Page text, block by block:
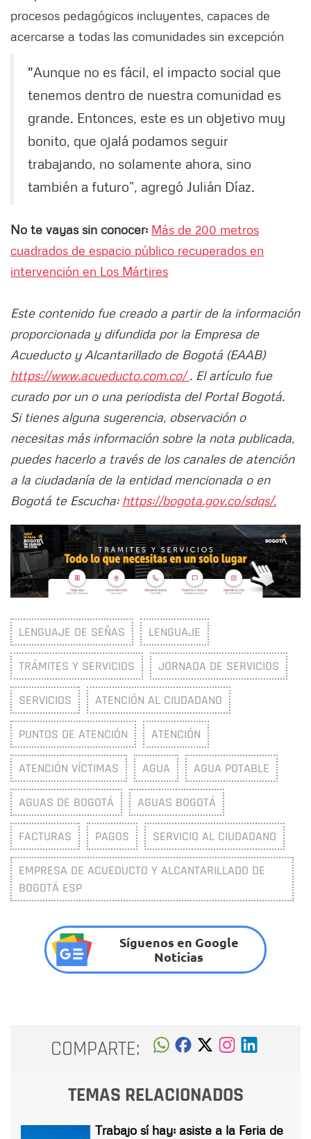
procesos pedagógicos incluyentes, capaces de
acercarse a todas las comunidades sin excepción
"Aunque no es fácil, el impacto social que
tenemos dentro de nuestra comunidad es
grande. Entonces, este es un objetivo muy
bonito, que ojalá podamos seguir
trabajando, no solamente ahora, sino
también a futuro”, agregó Julián Díaz.
No te vayas sin conocer: Más de 200 metros
cuadrados de espacio público recuperados en
intervención en Los Mártires
Este contenido fue creado a partir de la información
proporcionada y difundida por la Empresa de
Acueducto y Alcantarillado de Bogotá (EAAB)
https://www.acueducto.com.co/. El artículo fue
curado por un o una periodista del Portal Bogotá.
Si tienes alguna sugerencia, observación o
necesitas más información sobre la nota publicada,
puedes hacerlo a través de los canales de atención
a la ciudadanía de la entidad mencionada o en
Bogotá te Escucha: https://bogota.gov.co/sdqs/.
LENGUAJE DE SEÑAS LENGUAJE
TRÁMITES Y SERVICIOS JORNADA DE SERVICIOS
SERVICIOS ATENCIÓN AL CIUDADANO
PUNTOS DE ATENCIÓN ATENCIÓN
ATENCIÓN VÍCTIMAS AGUA AGUA POTABLE
AGUAS DE BOGOTÁ AGUAS BOGOTÁ
FACTURAS PAGOS SERVICIO AL CIUDADANO
EMPRESA DE ACUEDUCTO Y ALCANTARILLADO DE
BOGOTÁ ESP
Síguenos en Google
Noticias
COMPARTE:
TEMAS RELACIONADOS
Trabajo sí hay: asiste a la Feria de